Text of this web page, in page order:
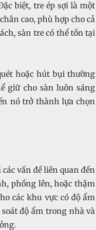
biệt, tre ép sợi là một
cao, phù hợp cho cả
sàn tre có thể tồn tại
hoặc hút bụi thường
giữ cho sàn luôn sáng
nó trở thành lựa chọn
vấn đề liên quan đến
phồng lên, hoặc thậm
các khu vực có độ ẩm
độ ẩm trong nhà và